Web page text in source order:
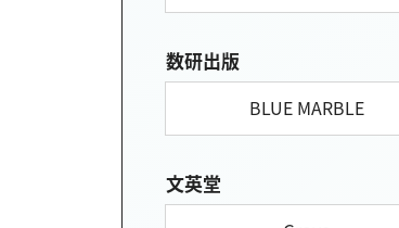
数研出版
BLUE MARBLE
文英堂